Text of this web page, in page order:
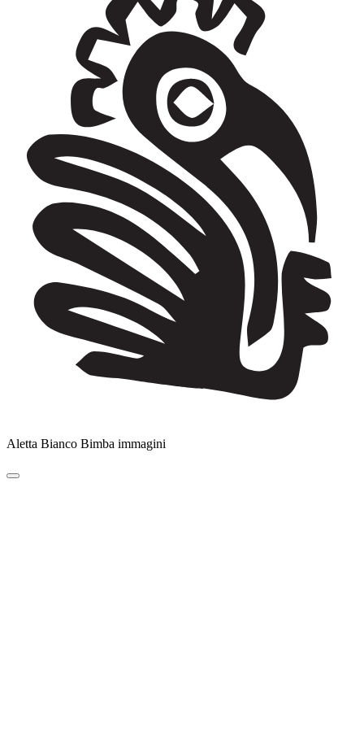
Aletta Bianco Bimba immagini